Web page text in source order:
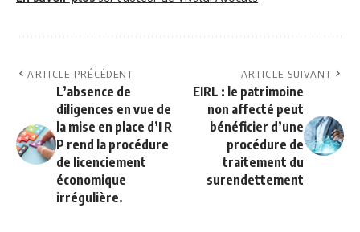
ARTICLE PRÉCÉDENT
L’absence de
diligences en vue de
la mise en place d’I R
P rend la procédure
de licenciement
économique
irrégulière.
ARTICLE SUIVANT
EIRL : le patrimoine
non affecté peut
bénéficier d’une
procédure de
traitement du
surendettement